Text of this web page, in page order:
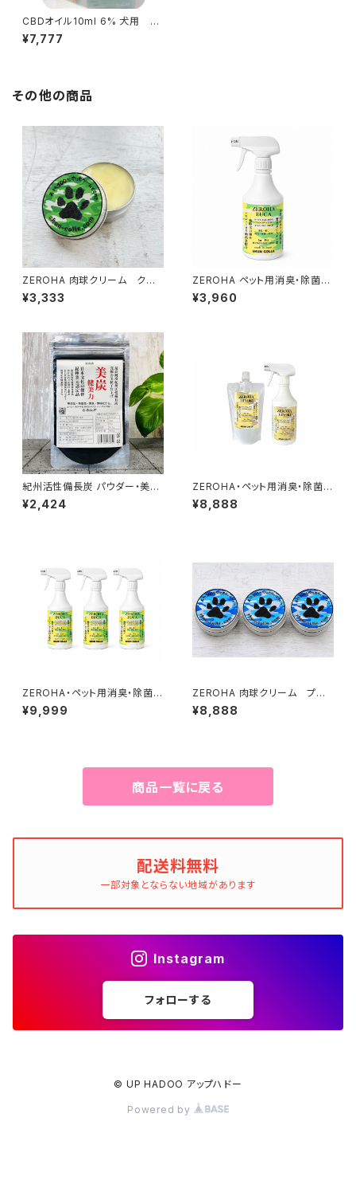
CBDオイル10ml 6% 犬用 C
BD600mg配合/約250滴
¥7,777
その他の商品
ZEROHA 肉球クリーム クスノ
キの香りタイプ 犬猫用 約33
g
¥3,333
ZEROHA ペット用消臭・除菌ス
プレー レモンユーカリタイ
プ 約520ml
¥3,960
紀州活性備長炭 パウダー・美炭
52g
¥2,424
ZEROHA・ペット用消臭・除菌ス
プレー 吉野ひのきタイプ 本体
約520mlと詰め替え約1ℓセット
¥8,888
ZEROHA・ペット用消臭・除菌ス
プレー レモンユーカリタイ
プ 約520ml×3本セット
¥9,999
ZEROHA 肉球クリーム プレ
ーン(無香料)タイプ 犬猫用
約33g×3個セット
¥8,888
商品一覧に戻る
配送料無料
一部対象とならない地域があります
Instagram
フォローする
© UP HADOO アップハドー
Powered by